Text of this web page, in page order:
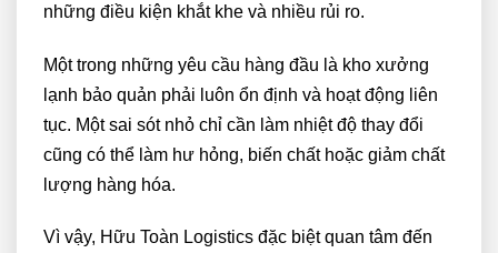
những điều kiện khắt khe và nhiều rủi ro.
Một trong những yêu cầu hàng đầu là kho xưởng
lạnh bảo quản phải luôn ổn định và hoạt động liên
tục. Một sai sót nhỏ chỉ cần làm nhiệt độ thay đổi
cũng có thể làm hư hỏng, biến chất hoặc giảm chất
lượng hàng hóa.
Vì vậy, Hữu Toàn Logistics đặc biệt quan tâm đến